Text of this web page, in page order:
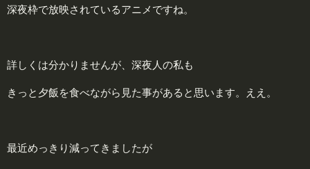
深夜枠で放映されているアニメですね。
詳しくは分かりませんが、深夜人の私も
きっと夕飯を食べながら見た事があると思います。ええ。
最近めっきり減ってきましたが